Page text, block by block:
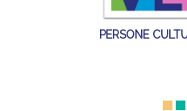
PERSONE